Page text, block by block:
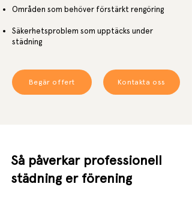
Områden som behöver förstärkt rengöring
Säkerhetsproblem som upptäcks under
städning
Begär offert Kontakta oss
Så påverkar professionell
städning er förening